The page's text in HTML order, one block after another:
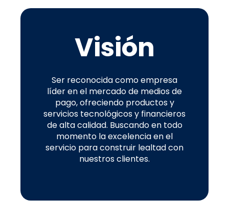
Visión
Ser reconocida como empresa
líder en el mercado de medios de
pago, ofreciendo productos y
servicios tecnológicos y financieros
de alta calidad. Buscando en todo
momento la excelencia en el
servicio para construir lealtad con
nuestros clientes.